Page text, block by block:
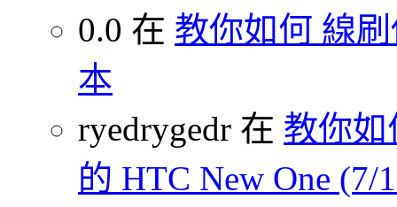
0.0 在 教你如何 線
本
ryedrygedr 在 教你如
的 HTC New One (7/